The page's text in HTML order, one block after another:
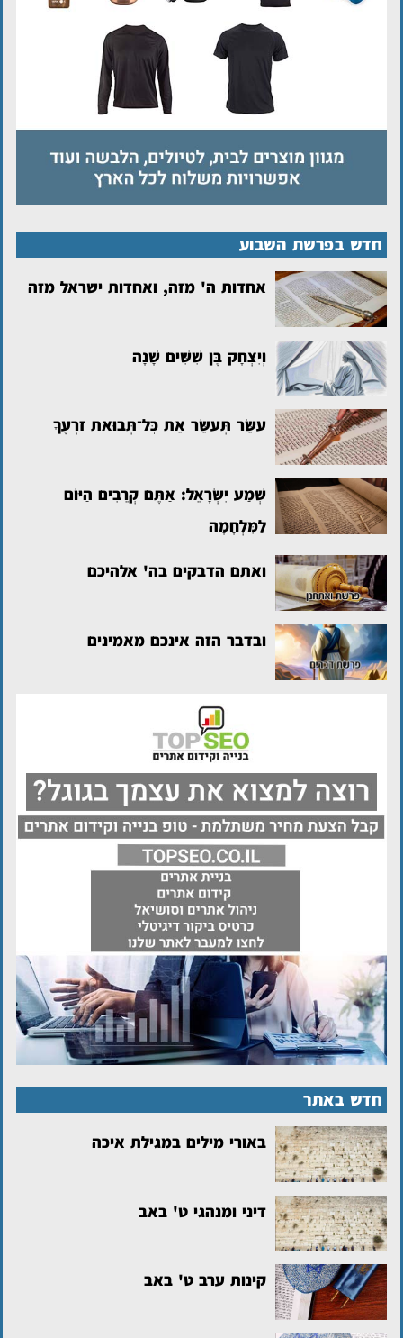
חדש בפרשת השבוע
אחדות ה' מזה, ואחדות ישראל מזה
וְיִצְחָק בֶּן שִׁשִּׁים שָׁנָה
עַשֵּׂר תְּעַשֵּׂר אֵת כׇּל־תְּבוּאַת זַרְעֶךָ
שְׁמַע יִשְׂרָאֵל: אַתֶּם קְרֵבִים הַיּוֹם
לַמִּלְחָמָה
ואתם הדבקים בה' אלהיכם
ובדבר הזה אינכם מאמינים
חדש באתר
באורי מילים במגילת איכה
דיני ומנהגי ט' באב
קינות ערב ט' באב